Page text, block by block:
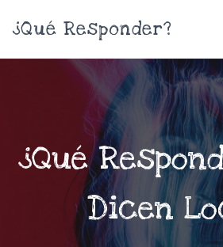
¿Qué Responder?
¿Qué
Dicen